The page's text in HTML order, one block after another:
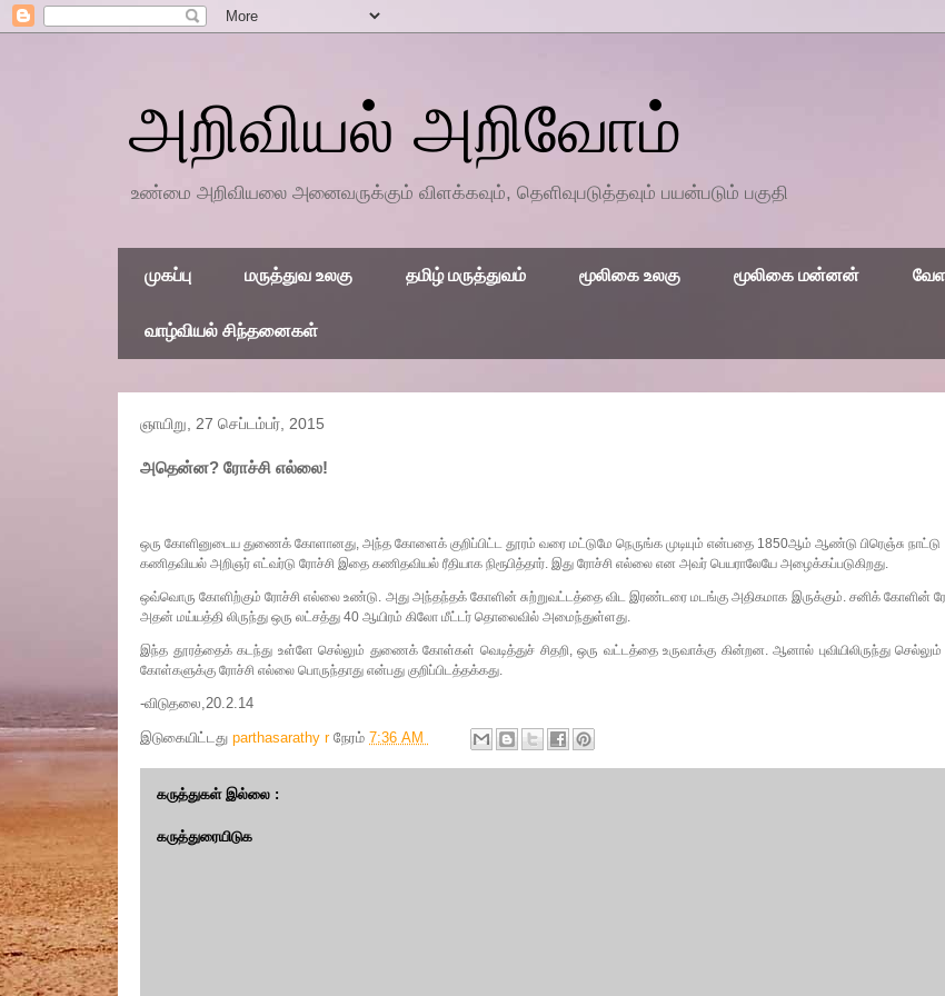
அறிவியல் அறிவோம்
உண்மை அறிவியலை அனைவருக்கும் விளக்கவும், தெளிவுபடுத்தவும் பயன்படும் பகுதி
முகப்பு மருத்துவ உலகு தமிழ் மருத்துவம் மூலிகை உலகு மூலிகை மன்னன்
வாழ்வியல் சிந்தனைகள்
ஞாயிறு, 27 செப்டம்பர், 2015
அதென்ன? ரோச்சி எல்லை!
ஒரு கோளினுடைய துணைக் கோளானது, அந்த கோளைக் குறிப்பிட்ட தூரம் வரை மட்டுமே நெருங்க முடியும் என்பதை 1850ஆம் ஆண்டு பிரெஞ்சு நாட்டு
கணிதவியல் அறிஞர் எட்வர்டு ரோச்சி இதை கணிதவியல் ரீதியாக நிரூபித்தார். இது ரோச்சி எல்லை என அவர் பெயராலேயே அழைக்கப்படுகிறது.
ஒவ்வொரு கோளிற்கும் ரோச்சி எல்லை உண்டு. அது அந்தந்தக் கோளின் சுற்றுவட்டத்தை விட இரண்டரை மடங்கு அதிகமாக இருக்கும். சனிக் கோளின்
அதன் மய்யத்தி லிருந்து ஒரு லட்சத்து 40 ஆயிரம் கிலோ மீட்டர் தொலைவில் அமைந்துள்ளது.
இந்த தூரத்தைக் கடந்து உள்ளே செல்லும் துணைக் கோள்கள் வெடித்துச் சிதறி, ஒரு வட்டத்தை உருவாக்கு கின்றன. ஆனால் புவியிலிருந்து
கோள்களுக்கு ரோச்சி எல்லை பொருந்தாது என்பது குறிப்பிடத்தக்கது.
-விடுதலை,20.2.14
இடுகையிட்டது parthasarathy r நேரம் 7:36 AM
கருத்துகள் இல்லை :
கருத்துரையிடுக